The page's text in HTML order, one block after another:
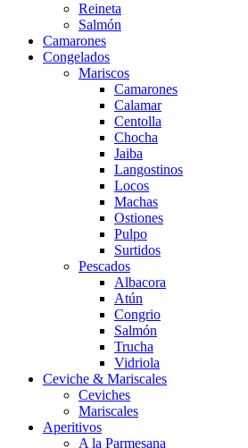
Reineta
Salmón
Camarones
Congelados
Mariscos
Camarones
Calamar
Centolla
Chocha
Jaiba
Langostinos
Locos
Machas
Ostiones
Pulpo
Surtidos
Pescados
Albacora
Atún
Congrio
Salmón
Trucha
Vidriola
Ceviche & Mariscales
Ceviches
Mariscales
Aperitivos
A la Parmesana